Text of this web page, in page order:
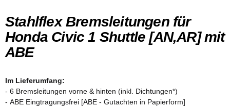
Stahlflex Bremsleitungen für
Honda Civic 1 Shuttle [AN,AR] mit
ABE
Im Lieferumfang:
- 6 Bremsleitungen vorne & hinten (inkl. Dichtungen*)
- ABE Eingtragungsfrei [ABE - Gutachten in Papierform]